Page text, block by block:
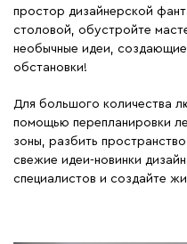
простор дизайнерской
столовой, обустройте
необычные идеи,
обстановки!
Для большого количества
помощью перепланировки
зоны, разбить
свежие идеи-новинки
специалистов и создайте